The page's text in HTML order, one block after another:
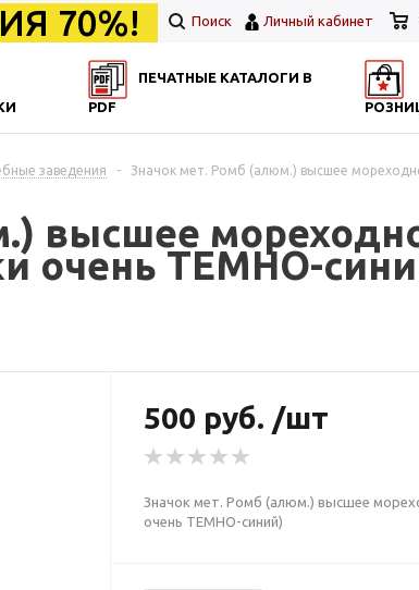
70%! Поиск Личный кабинет
ПЕЧАТНЫЕ КАТАЛОГИ В
PDF
заведения -
Значок мет. Ромб (алюм.) высшее
высшее
очень ТЕМНО-
500 руб. /шт
Значок мет. Ромб (алюм.) высшее
очень ТЕМНО-синий)